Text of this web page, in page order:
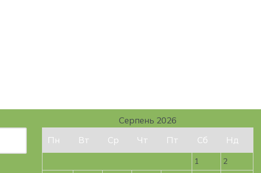
Серпень 2026
Пн
Вт Ср Чт Пт Сб Нд
1 2